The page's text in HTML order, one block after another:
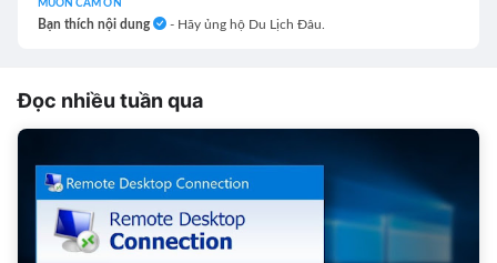
MUỐN CẢM ƠN
Bạn thích nội dung - Hãy ủng hộ Du Lịch Đâu.
Đọc nhiều tuần qua